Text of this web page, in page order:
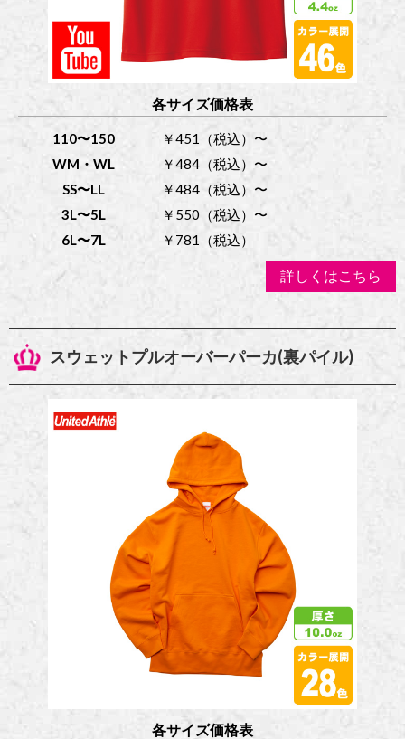
各サイズ価格表
110〜150
￥451（税込）〜
WM・WL
￥484（税込）〜
SS〜LL
￥484（税込）〜
3L〜5L
￥550（税込）〜
6L〜7L
￥781（税込）
詳しくはこちら
スウェットプルオーバーパーカ(裏パイル)
各サイズ価格表